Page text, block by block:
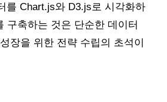
를 Chart.js와 D3.js로 시각화하
구축하는 것은 단순한 데이터
장을 위한 전략 수립의 초석이